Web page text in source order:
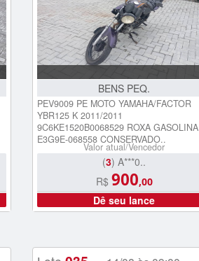
BENS PEQ.
PEV9009 PE MOTO YAMAHA/FACTOR
YBR125 K 2011/2011
9C6KE1520B0068529 ROXA GASOLINA
E3G9E-068558 CONSERVADO..
Valor atual/Vencedor
(3) A***0..
R$ 900,00
Dê seu lance